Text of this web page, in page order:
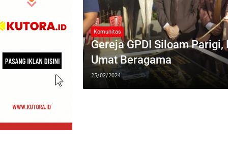
Komunitas
Gereja GPDI Siloam
Umat Beragama
25/02/2024